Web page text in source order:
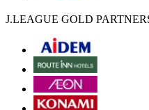
J.LEAGUE GOLD